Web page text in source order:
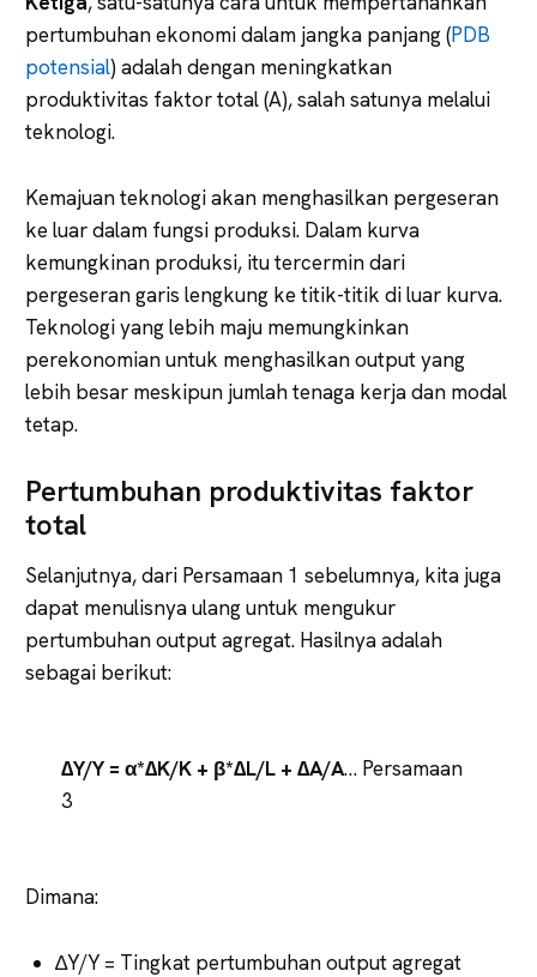
pertumbuhan ekonomi dalam jangka panjang (PDB
potensial) adalah dengan meningkatkan
produktivitas faktor total (A), salah satunya melalui
teknologi.
Kemajuan teknologi akan menghasilkan pergeseran
ke luar dalam fungsi produksi. Dalam kurva
kemungkinan produksi, itu tercermin dari
pergeseran garis lengkung ke titik-titik di luar kurva.
Teknologi yang lebih maju memungkinkan
perekonomian untuk menghasilkan output yang
lebih besar meskipun jumlah tenaga kerja dan modal
tetap.
Pertumbuhan produktivitas faktor
total
Selanjutnya, dari Persamaan 1 sebelumnya, kita juga
dapat menulisnya ulang untuk mengukur
pertumbuhan output agregat. Hasilnya adalah
sebagai berikut:
∆Y/Y = α*∆K/K + β*∆L/L + ∆A/A… Persamaan
3
Dimana:
∆Y/Y = Tingkat pertumbuhan output agregat